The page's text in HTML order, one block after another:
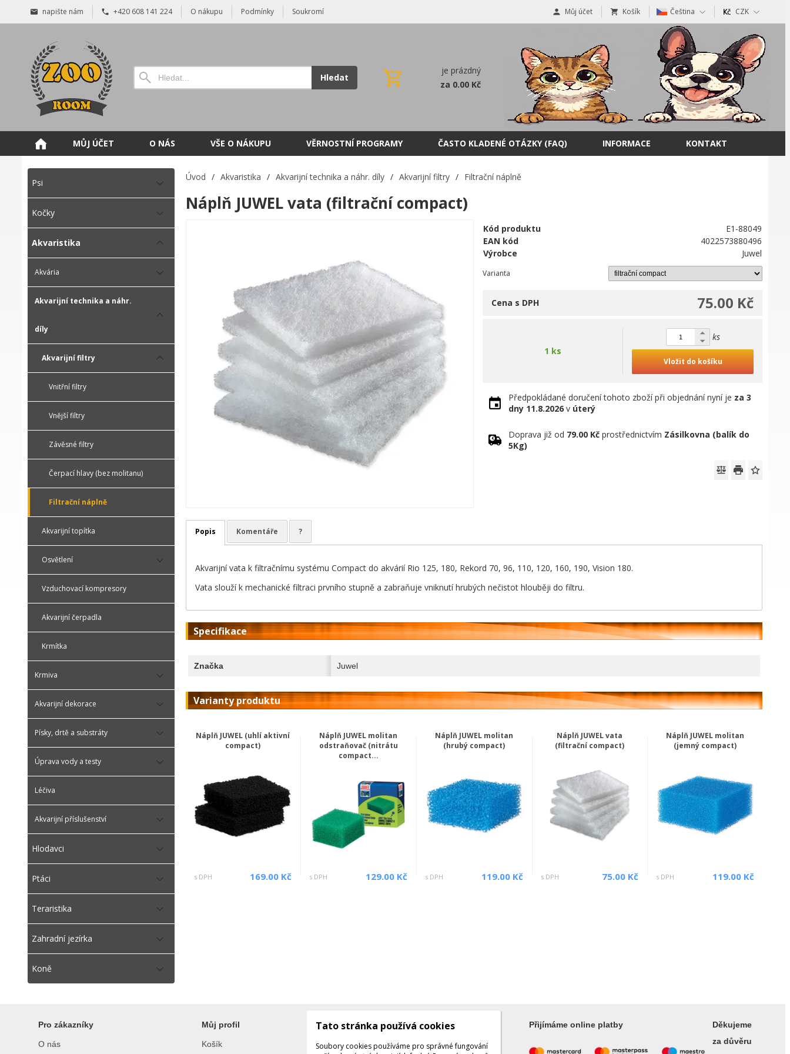
napište nám +420 608 141 224 O nákupu Podmínky Soukromí Můj účet Košík Čeština CZK
Hledat
je prázdný
za 0.00 Kč
MŮJ ÚČET O NÁS VŠE O NÁKUPU VĚRNOSTNÍ PROGRAMY ČASTO KLADENÉ OTÁZKY (FAQ) INFORMACE KONTAKT
Psi
Kočky
Akvaristika
Akvária
Akvarijní technika a náhr.
díly
Akvarijní filtry
Vnitřní filtry
Vnější filtry
Závěsné filtry
Čerpací hlavy (bez molitanu)
Filtrační náplně
Akvarijní topítka
Osvětlení
Vzduchovací kompresory
Akvarijní čerpadla
Krmítka
Krmiva
Akvarijní dekorace
Písky, drtě a substráty
Úprava vody a testy
Léčiva
Akvarijní příslušenství
Hlodavci
Ptáci
Teraristika
Zahradní jezírka
Koně
Úvod / Akvaristika / Akvarijní technika a náhr. díly / Akvarijní filtry / Filtrační náplně
Náplň JUWEL vata (filtrační compact)
Kód produktu
E1-88049
EAN kód
4022573880496
Výrobce
Juwel
Varianta
75.00 Kč
Cena s DPH
1 ks
ks
Vložit do košíku
Předpokládané doručení tohoto zboží při objednání nyní je za 3
dny 11.8.2026 v úterý
Doprava již od 79.00 Kč prostřednictvím Zásilkovna (balík do
5Kg)
Popis Komentáře ?
Akvarijní vata k filtračnímu systému Compact do akvárií Rio 125, 180, Rekord 70, 96, 110, 120, 160, 190, Vision 180.
Vata slouží k mechanické filtraci prvního stupně a zabraňuje vniknutí hrubých nečistot hlouběji do filtru.
Specifikace
Značka Juwel
Varianty produktu
Náplň JUWEL (uhlí aktivní
compact)
s DPH 169.00 Kč
Náplň JUWEL molitan
odstraňovač (nitrátu
compact...
s DPH 129.00 Kč
Náplň JUWEL molitan
(hrubý compact)
s DPH 119.00 Kč
Náplň JUWEL vata
(filtrační compact)
s DPH 75.00 Kč
Náplň JUWEL molitan
(jemný compact)
s DPH 119.00 Kč
Pro zákazníky
O nás
Můj profil
Košík
Kontakty
Kontaktujte nás
Přijímáme online platby
Děkujeme
za důvěru
Tato stránka používá cookies
Soubory cookies používáme pro správné fungování